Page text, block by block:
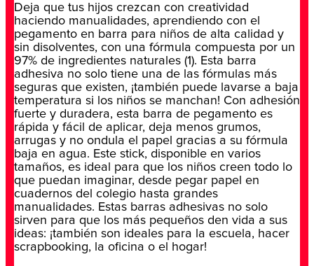
Deja que tus hijos crezcan con creatividad
haciendo manualidades, aprendiendo con el
pegamento en barra para niños de alta calidad y
sin disolventes, con una fórmula compuesta por un
97% de ingredientes naturales (1). Esta barra
adhesiva no solo tiene una de las fórmulas más
seguras que existen, ¡también puede lavarse a baja
temperatura si los niños se manchan! Con adhesión
fuerte y duradera, esta barra de pegamento es
rápida y fácil de aplicar, deja menos grumos,
arrugas y no ondula el papel gracias a su fórmula
baja en agua. Este stick, disponible en varios
tamaños, es ideal para que los niños creen todo lo
que puedan imaginar, desde pegar papel en
cuadernos del colegio hasta grandes
manualidades. Estas barras adhesivas no solo
sirven para que los más pequeños den vida a sus
ideas: ¡también son ideales para la escuela, hacer
scrapbooking, la oficina o el hogar!